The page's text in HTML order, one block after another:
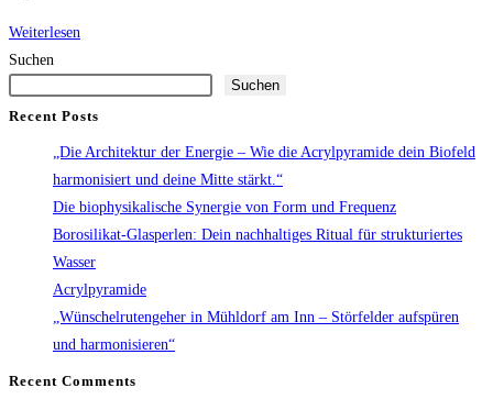
Weiterlesen
Wahrnehmung
Suchen
Suchen
Recent Posts
„Die Architektur der Energie – Wie die Acrylpyramide dein Biofeld
harmonisiert und deine Mitte stärkt.“
Die biophysikalische Synergie von Form und Frequenz
Borosilikat-Glasperlen: Dein nachhaltiges Ritual für strukturiertes
Wasser
Acrylpyramide
„Wünschelrutengeher in Mühldorf am Inn – Störfelder aufspüren
und harmonisieren“
Recent Comments